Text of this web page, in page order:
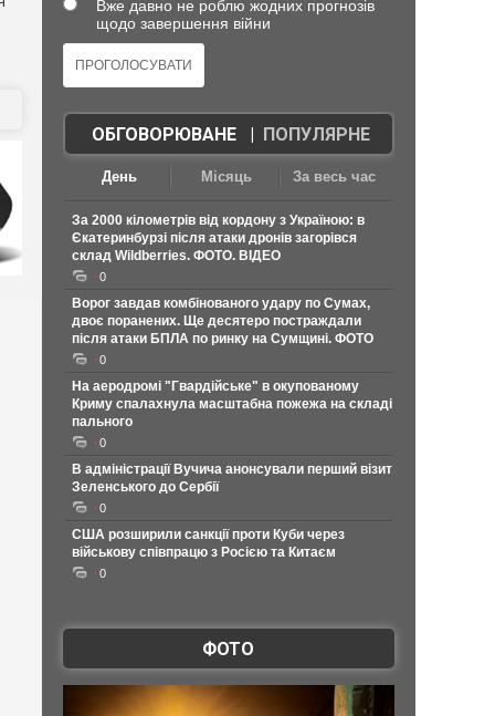
Вже давно не роблю жодних прогнозів
щодо завершення війни
ОБГОВОРЮВАНЕ| ПОПУЛЯРНЕ
День Місяць За весь час
За 2000 кілометрів від кордону з Україною: в
Єкатеринбурзі після атаки дронів загорівся
склад Wildberries. ФОТО. ВІДЕО
0
Ворог завдав комбінованого удару по Сумах,
двоє поранених. Ще десятеро постраждали
після атаки БПЛА по ринку на Сумщині. ФОТО
0
На аеродромі "Гвардійське" в окупованому
Криму спалахнула масштабна пожежа на складі
пального
0
В адміністрації Вучича анонсували перший візит
Зеленського до Сербії
0
США розширили санкції проти Куби через
військову співпрацю з Росією та Китаєм
0
ФОТО